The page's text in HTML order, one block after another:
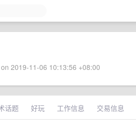
2019-11-06 10:13:56 +08:00
话题 好玩 工作信息 交易信息